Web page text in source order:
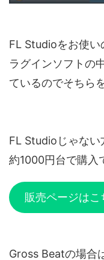
FL Studioをお使
ラグインソフトの
ているのでそちら
FL Studioじゃな
約1000円台で購入
販売ページはこ
Gross Beatの場合